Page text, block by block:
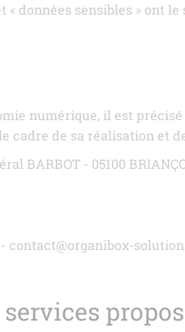
« données sensibles » ont
numérique, il est
de sa réalisation et
BARBOT - 05100
contact@organibox-